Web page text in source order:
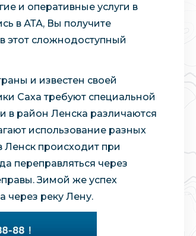
и оперативные услуги в
в АТА, Вы получите
этот сложнодоступный
и известен своей
Саха требуют специальной
в район Ленска различаются
использование разных
Ленск происходит при
переправляться через
Зимой же успех
через реку Лену.